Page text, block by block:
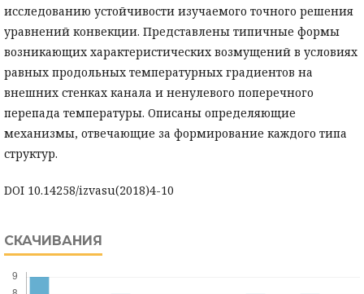
исследованию устойчивости изучаемого точного решения
уравнений конвекции. Представлены типичные формы
возникающих характеристических возмущений в условиях
равных продольных температурных градиентов на
внешних стенках канала и ненулевого поперечного
перепада температуры. Описаны определяющие
механизмы, отвечающие за формирование каждого типа
структур.
DOI 10.14258/izvasu(2018)4-10
СКАЧИВАНИЯ